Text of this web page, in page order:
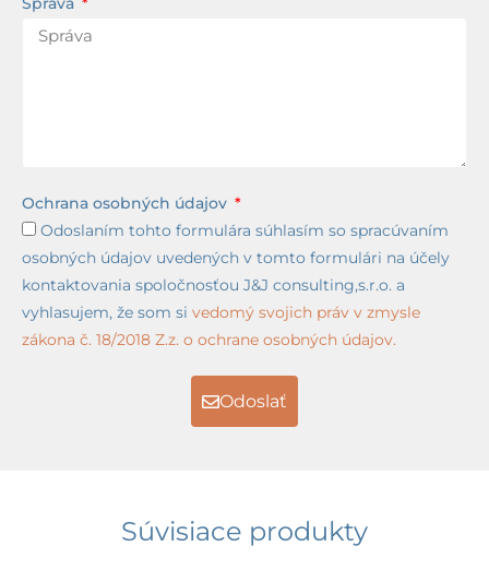
Ochrana osobných údajov
Odoslaním tohto formulára súhlasím so spracúvaním
osobných údajov uvedených v tomto formulári na účely
kontaktovania spoločnosťou J&J consulting,s.r.o. a
vyhlasujem, že som si vedomý svojich práv v zmysle
zákona č. 18/2018 Z.z. o ochrane osobných údajov.
Odoslať
Súvisiace produkty